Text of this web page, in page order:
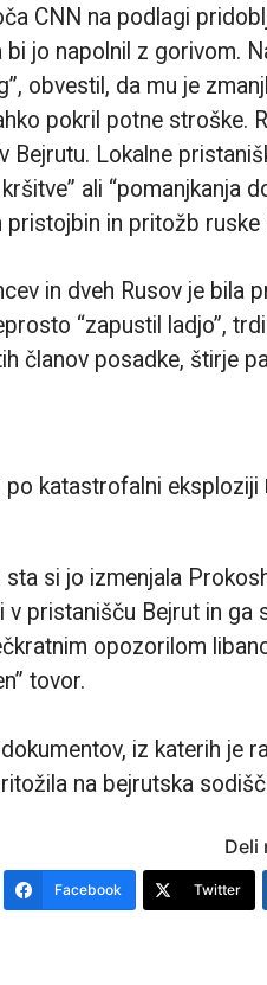
CNN na podlagi
bi jo napolnil z gorivom.
obvestil, da mu je
pokril potne stroške.
Bejrutu. Lokalne
ali “pomanjkanja
pristojbin in pritožb ruske
in dveh Rusov je bila
“zapustil ladjo”,
članov posadke, štirje
si jo izmenjala
v pristanišču Bejrut in ga
opozorilom
tovor.
iz katerih je
na bejrutska
Deli
Facebook Twitter